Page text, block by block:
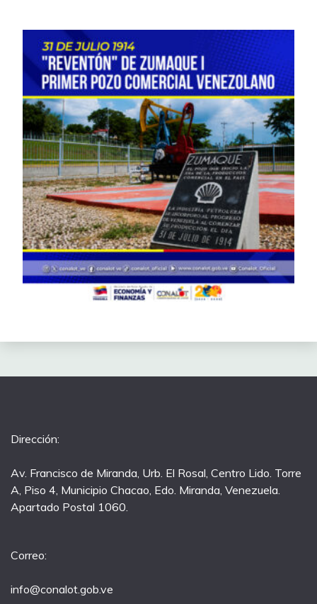
Dirección:
Av. Francisco de Miranda, Urb. El Rosal, Centro Lido. Torre
A, Piso 4, Municipio Chacao, Edo. Miranda, Venezuela.
Apartado Postal 1060.
Correo:
info@conalot.gob.ve